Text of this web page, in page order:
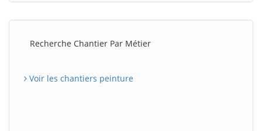
Recherche Chantier Par Métier
Voir les chantiers peinture